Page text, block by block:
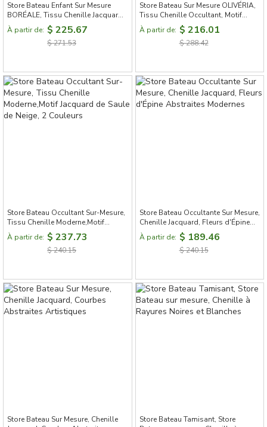
Store Bateau Enfant Sur Mesure
BORÉALE, Tissu Chenille Jacquard
à Paillettes, Motif Forêt Stylisée
À partir de: $ 225.67
$ 271.53
Store Bateau Sur Mesure OLIVÉRIA,
Tissu Chenille Occultant, Motif
Feuillage de Fougères
À partir de: $ 216.01
$ 288.42
Store Bateau Occultant Sur-Mesure,
Tissu Chenille Moderne,Motif
Jacquard de Saule de Neige, 2
Couleurs
À partir de: $ 237.73
$ 240.15
Store Bateau Occultante Sur Mesure,
Chenille Jacquard, Fleurs d'Épine
Abstraites Modernes
À partir de: $ 189.46
$ 240.15
Store Bateau Sur Mesure, Chenille
Store Bateau Tamisant, Store